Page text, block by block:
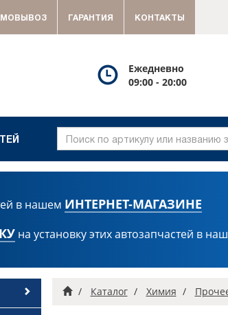
в нашем ИНТЕРНЕТ-МАГАЗИНЕ
на установку этих автозапчастей в
ГлавнаяКаталог Химия
ГАРАНТИЯ КОНТАКТЫ
Посмотреть
график
работы
Ежедневно
09:00 - 20:00